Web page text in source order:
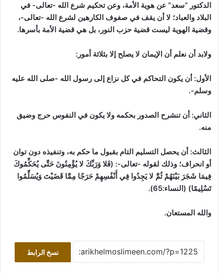
الدكتور “سعد” عن هوية الأمة، وعن تحكيم شرع الله -تعالى- في
البلاد والعباد؛ لا أن يقف في صفوف الكارهين لشرع الله -تعالى-،
وقضية الهوية ليست قضية حزب النور، بل هي قضية الأمة بأسرها.
ولابد أن نعلم أن الإيمان لا يصلح إلا بثلاثة أمور:
الأول: أن يكون التحاكم في كل نزاع إلى رسول الله -صلى الله عليه
وسلم-.
الثاني: أن تنشرح الصدور بحكمه ولا يكون في النفوس حرج وضيق
منه.
الثالث: أن يحصل التسليم التام بقبول ما حكم به، وتنفيذه دون توان
أو انحراف؛ وذلك لقوله -تعالى-: (فَلا وَرَبِّكَ لا يُؤْمِنُونَ حَتَّى يُحَكِّمُوكَ
فِيمَا شَجَرَ بَيْنَهُمْ ثُمَّ لا يَجِدُوا فِي أَنْفُسِهِمْ حَرَجًا مِمَّا قَضَيْتَ وَيُسَلِّمُوا
تَسْلِيمًا) (النساء:65) .
والله المستعان.
نسخ الرابط